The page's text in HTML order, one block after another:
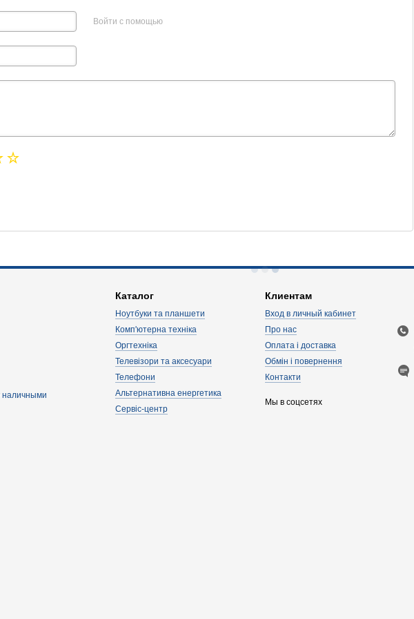
Войти с помощью
Каталог
Ноутбуки та планшети
Комп'ютерна техніка
Оргтехніка
Телевізори та аксесуари
Телефони
Альтернативна енергетика
Сервіс-центр
Клиентам
Вход в личный кабинет
Про нас
Оплата і доставка
Обмін і повернення
Контакти
Мы в соцсетях